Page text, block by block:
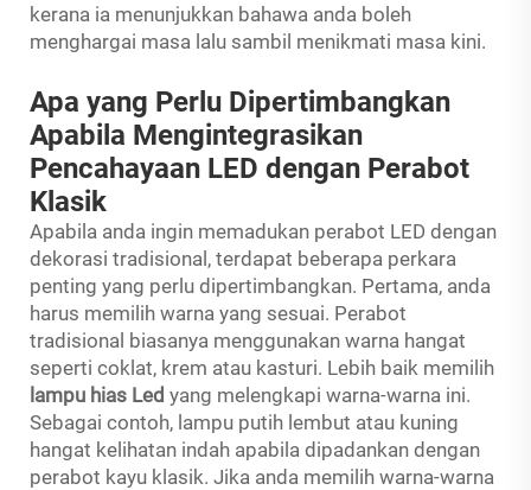
kerana ia menunjukkan bahawa anda boleh
menghargai masa lalu sambil menikmati masa kini.
Apa yang Perlu Dipertimbangkan
Apabila Mengintegrasikan
Pencahayaan LED dengan Perabot
Klasik
Apabila anda ingin memadukan perabot LED dengan
dekorasi tradisional, terdapat beberapa perkara
penting yang perlu dipertimbangkan. Pertama, anda
harus memilih warna yang sesuai. Perabot
tradisional biasanya menggunakan warna hangat
seperti coklat, krem atau kasturi. Lebih baik memilih
lampu hias Led yang melengkapi warna-warna ini.
Sebagai contoh, lampu putih lembut atau kuning
hangat kelihatan indah apabila dipadankan dengan
perabot kayu klasik. Jika anda memilih warna-warna